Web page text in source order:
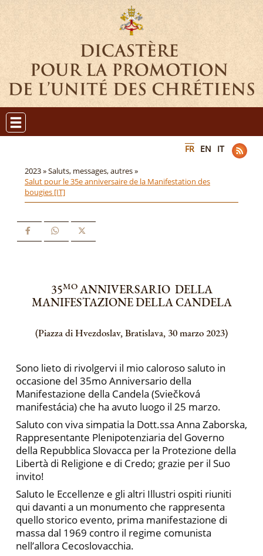
FR EN IT
2023 »Saluts, messages, autres »
Salut pour le 35e anniversaire de la Manifestation des
bougies [IT]
35MOANNIVERSARIO DELLA
MANIFESTAZIONE DELLA CANDELA
(Piazza di Hvezdoslav, Bratislava, 30 marzo 2023)
Sono lieto di rivolgervi il mio caloroso saluto in
occasione del 35mo Anniversario della
Manifestazione della Candela (Sviečková
manifestácia) che ha avuto luogo il 25 marzo.
Saluto con viva simpatia la Dott.ssa Anna Zaborska,
Rappresentante Plenipotenziaria del Governo
della Repubblica Slovacca per la Protezione della
Libertà di Religione e di Credo; grazie per il Suo
invito!
Saluto le Eccellenze e gli altri Illustri ospiti riuniti
qui davanti a un monumento che rappresenta
quello storico evento, prima manifestazione di
massa dal 1969 contro il regime comunista
nell’allora Cecoslovacchia.